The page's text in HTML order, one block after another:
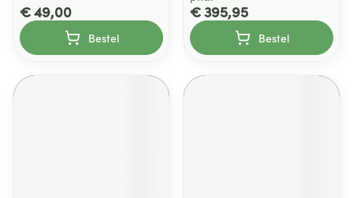
€ 49,00
Bestel
€ 395,95
Bestel